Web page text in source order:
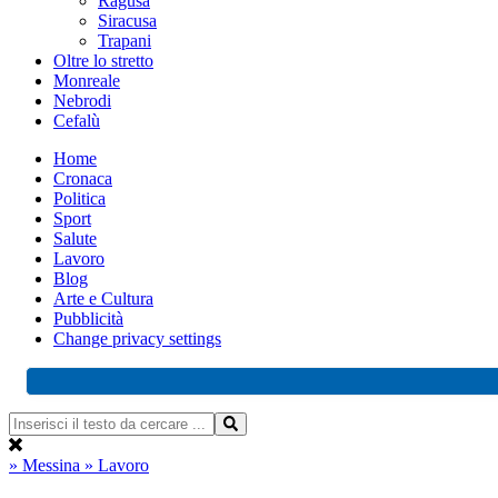
Siracusa
Trapani
Oltre lo stretto
Monreale
Nebrodi
Cefalù
Home
Cronaca
Politica
Sport
Salute
Lavoro
Blog
Arte e Cultura
Pubblicità
Change privacy settings
» Messina » Lavoro